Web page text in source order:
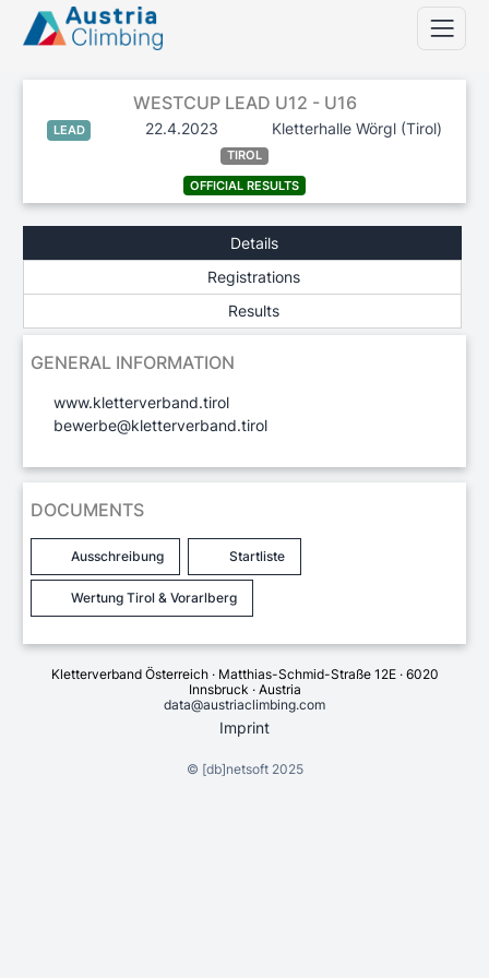
WESTCUP LEAD U12 - U16
LEAD 22.4.2023 Kletterhalle Wörgl (Tirol)
TIROL
OFFICIAL RESULTS
Details
Registrations
Results
GENERAL INFORMATION
www.kletterverband.tirol
bewerbe@kletterverband.tirol
DOCUMENTS
Ausschreibung Startliste
Wertung Tirol & Vorarlberg
Kletterverband Österreich · Matthias-Schmid-Straße 12E · 6020
Innsbruck · Austria
data@austriaclimbing.com
Imprint
© [db]netsoft2025